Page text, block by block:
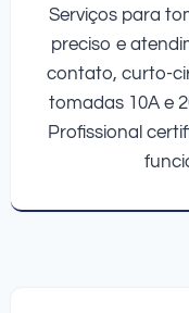
Serviços para
preciso e
contato, curto-
tomadas 10A e
Profissional